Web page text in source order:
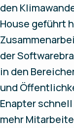
den
House geführt
der
in den
und
Enapter
mehr